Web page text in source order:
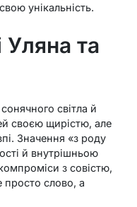
унікальність.
Уляна та
світла й
своєю щирістю, але
Значення «з роду
й внутрішньою
з совістю,
просто слово, а